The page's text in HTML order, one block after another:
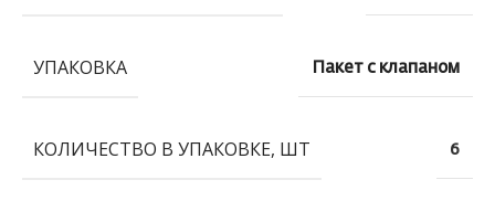
УПАКОВКА Пакет с клапаном
КОЛИЧЕСТВО В УПАКОВКЕ, ШТ 6